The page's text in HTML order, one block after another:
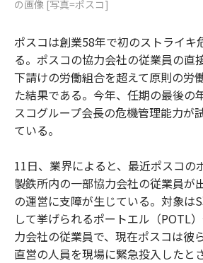
の画像 [写真=ポスコ]
ポスコは創業58年で初のストライキ
る。ポスコの協力会社の従業員の直
下請けの労働組合を超えて原則の労
た結果である。今年、任期の最後の
スコグループ会長の危機管理能力が
ている。
11日、業界によると、最近ポスコの
製鉄所内の一部協力会社の従業員が
の運営に支障が生じている。対象は
して挙げられるポートエル（POTL
力会社の従業員で、現在ポスコは彼
直営の人員を現場に緊急投入したと